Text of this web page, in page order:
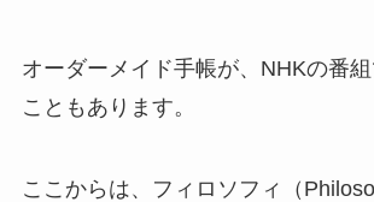
オーダーメイド手帳が、NHKの番
こともあります。
ここからは、フィロソフィ（